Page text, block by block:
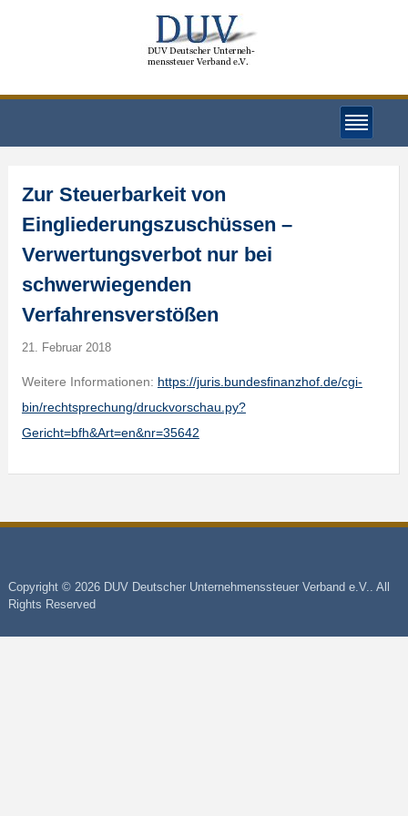
Zur Steuerbarkeit von
Eingliederungszuschüssen –
Verwertungsverbot nur bei
schwerwiegenden
Verfahrensverstößen
21. Februar 2018
Weitere Informationen: https://juris.bundesfinanzhof.de/cgi-
bin/rechtsprechung/druckvorschau.py?
Gericht=bfh&Art=en&nr=35642
Copyright © 2026 DUV Deutscher Unternehmenssteuer Verband e.V.. All
Rights Reserved